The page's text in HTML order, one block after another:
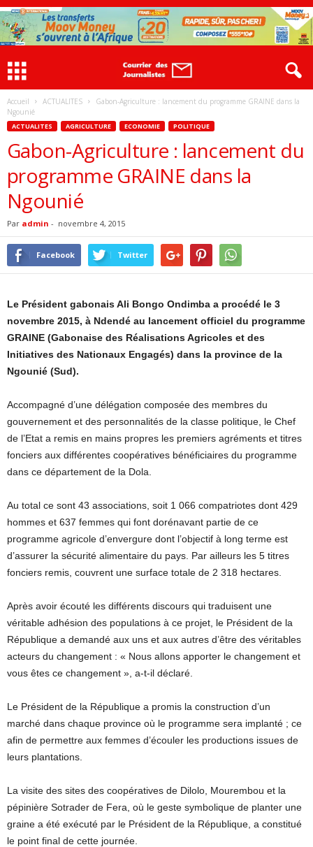
Accueil ACTUALITES
Gabon-Agriculture : lancement du programme GRAINE dans la
Ngounié
ACTUALITES AGRICULTURE ECONOMIE POLITIQUE
Gabon-Agriculture : lancement du
programme GRAINE dans la
Ngounié
Par admin - novembre 4, 2015
Facebook Twitter
Le Président gabonais Ali Bongo Ondimba a procédé le 3
novembre 2015, à Ndendé au lancement officiel du programme
GRAINE (Gabonaise des Réalisations Agricoles et des
Initiatives des Nationaux Engagés) dans la province de la
Ngounié (Sud).
Accompagné d’une délégation composée des membres du
gouvernement et des personnalités de la classe politique, le Chef
de l’Etat a remis en mains propres les premiers agréments et titres
fonciers aux différentes coopératives bénéficiaires du programme
dans ce département de la Dola.
Au total ce sont 43 associations, soit 1 066 compatriotes dont 429
hommes et 637 femmes qui font dorénavant partie de ce
programme agricole d’envergure dont l’objectif à long terme est
d’assurer la sécurité alimentaire du pays. Par ailleurs les 5 titres
fonciers remis, couvrent une surface totale de 2 318 hectares.
Après avoir écouté les différents discours qui traduisent une
véritable adhésion des populations à ce projet, le Président de la
République a demandé aux uns et aux autres d’être des véritables
acteurs du changement : « Nous allons apporter le changement et
vous êtes ce changement », a-t-il déclaré.
Le Président de la République a promis la construction d’un
marché dans chaque province où le programme sera implanté ; ce
afin de permettre aux femmes d’écouler les productions issues de
leurs plantations.
La visite des sites des coopératives de Dilolo, Mourembou et la
pépinière Sotrader de Fera, où le geste symbolique de planter une
graine a été exécuté par le Président de la République, a constitué
le point final de cette journée.